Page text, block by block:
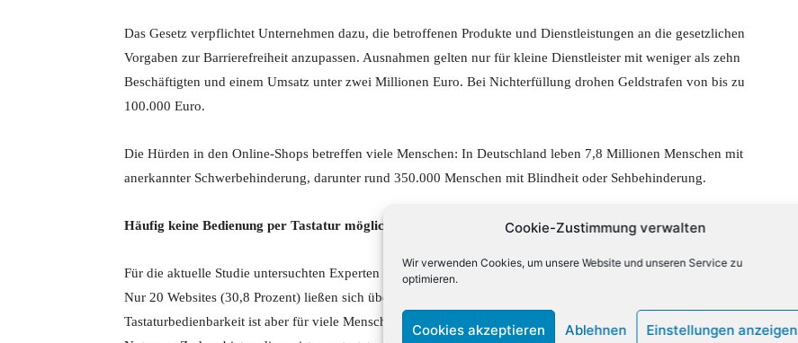
Cookie-Zustimmung verwalten
Wir verwenden Cookies, um unsere Website und unseren Service zu
optimieren.
Cookies akzeptieren Ablehnen Einstellungen anzeigen
Das Gesetz verpflichtet Unternehmen dazu, die betroffenen Produkte und Dienstleistungen an die gesetzlichen
Vorgaben zur Barrierefreiheit anzupassen. Ausnahmen gelten nur für kleine Dienstleister mit weniger als zehn
Beschäftigten und einem Umsatz unter zwei Millionen Euro. Bei Nichterfüllung drohen Geldstrafen von bis zu
100.000 Euro.
Die Hürden in den Online-Shops betreffen viele Menschen: In Deutschland leben 7,8 Millionen Menschen mit
anerkannter Schwerbehinderung, darunter rund 350.000 Menschen mit Blindheit oder Sehbehinderung.
Häufig keine Bedienung per Tastatur möglich
Für die aktuelle Studie untersuchten Experten 65 besonders populäre Online-Shops. Ein wichtiges Ergebnis:
Nur 20 Websites (30,8 Prozent) ließen sich über die Tastatur und somit ohne Maus bedienen. Die
Tastaturbedienbarkeit ist aber für viele Menschen mit Behinderung eine Grundvoraussetzung für barrierefreie